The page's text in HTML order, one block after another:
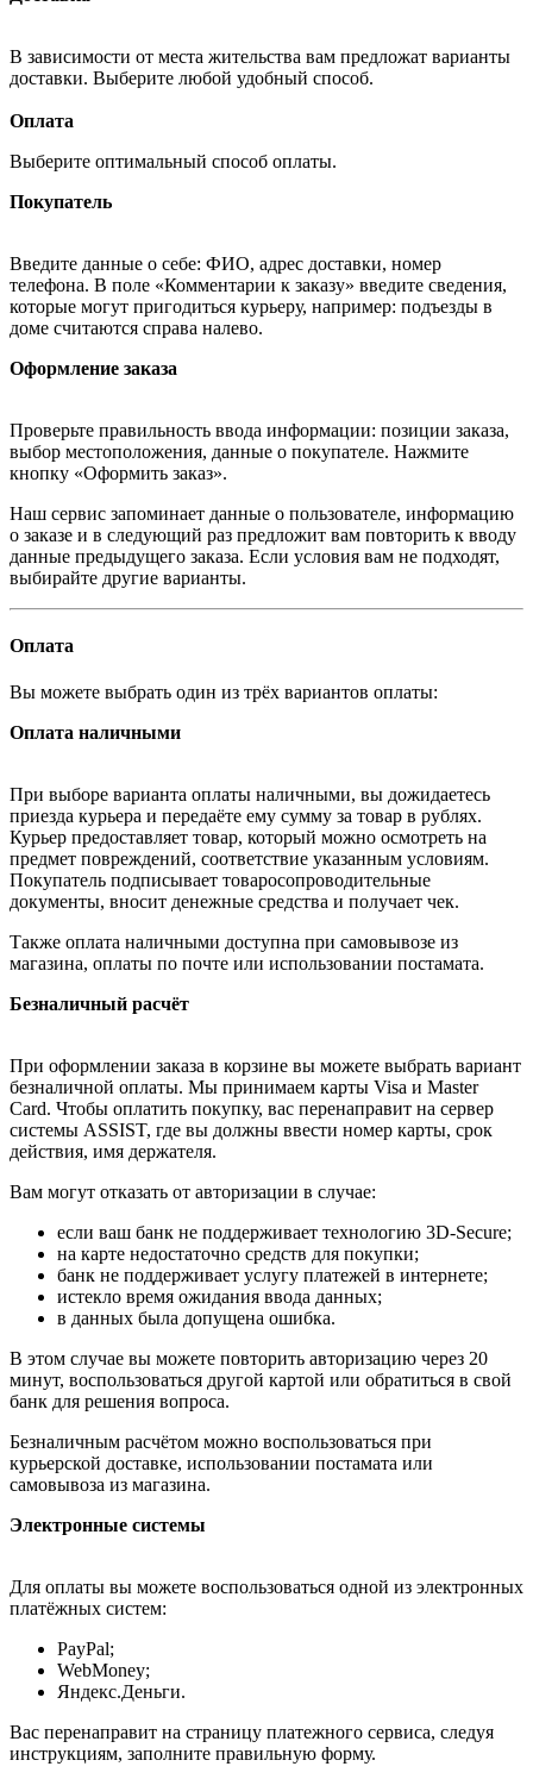
В зависимости от места жительства вам предложат варианты
доставки. Выберите любой удобный способ.
Оплата
Выберите оптимальный способ оплаты.
Покупатель
Введите данные о себе: ФИО, адрес доставки, номер
телефона. В поле «Комментарии к заказу» введите сведения,
которые могут пригодиться курьеру, например: подъезды в
доме считаются справа налево.
Оформление заказа
Проверьте правильность ввода информации: позиции заказа,
выбор местоположения, данные о покупателе. Нажмите
кнопку «Оформить заказ».
Наш сервис запоминает данные о пользователе, информацию
о заказе и в следующий раз предложит вам повторить к вводу
данные предыдущего заказа. Если условия вам не подходят,
выбирайте другие варианты.
Оплата
Вы можете выбрать один из трёх вариантов оплаты:
Оплата наличными
При выборе варианта оплаты наличными, вы дожидаетесь
приезда курьера и передаёте ему сумму за товар в рублях.
Курьер предоставляет товар, который можно осмотреть на
предмет повреждений, соответствие указанным условиям.
Покупатель подписывает товаросопроводительные
документы, вносит денежные средства и получает чек.
Также оплата наличными доступна при самовывозе из
магазина, оплаты по почте или использовании постамата.
Безналичный расчёт
При оформлении заказа в корзине вы можете выбрать вариант
безналичной оплаты. Мы принимаем карты Visa и Master
Card. Чтобы оплатить покупку, вас перенаправит на сервер
системы ASSIST, где вы должны ввести номер карты, срок
действия, имя держателя.
Вам могут отказать от авторизации в случае:
если ваш банк не поддерживает технологию 3D-Secure;
на карте недостаточно средств для покупки;
банк не поддерживает услугу платежей в интернете;
истекло время ожидания ввода данных;
в данных была допущена ошибка.
В этом случае вы можете повторить авторизацию через 20
минут, воспользоваться другой картой или обратиться в свой
банк для решения вопроса.
Безналичным расчётом можно воспользоваться при
курьерской доставке, использовании постамата или
самовывоза из магазина.
Электронные системы
Для оплаты вы можете воспользоваться одной из электронных
платёжных систем:
PayPal;
WebMoney;
Яндекс.Деньги.
Вас перенаправит на страницу платежного сервиса, следуя
инструкциям, заполните правильную форму.